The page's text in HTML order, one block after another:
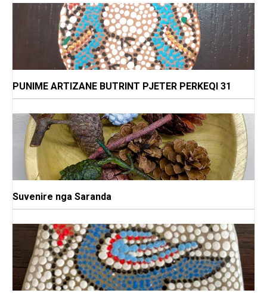
PUNIME ARTIZANE BUTRINT PJETER PERKEQI 31
Suvenire nga Saranda